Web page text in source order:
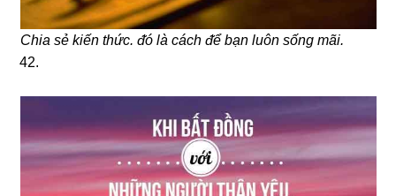
Chia ѕẻ kiến thức. ᵭó là cách ᵭể bạn Ɩuôn sống mãi.
42.